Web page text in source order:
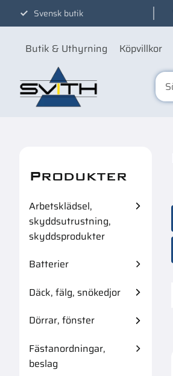
Svensk butik
Butik & Uthyrning Köpvillkor
Produkter
Arbetsklädsel,
skyddsutrustning,
skyddsprodukter
Batterier
Däck, fälg, snökedjor
Dörrar, fönster
Fästanordningar,
beslag